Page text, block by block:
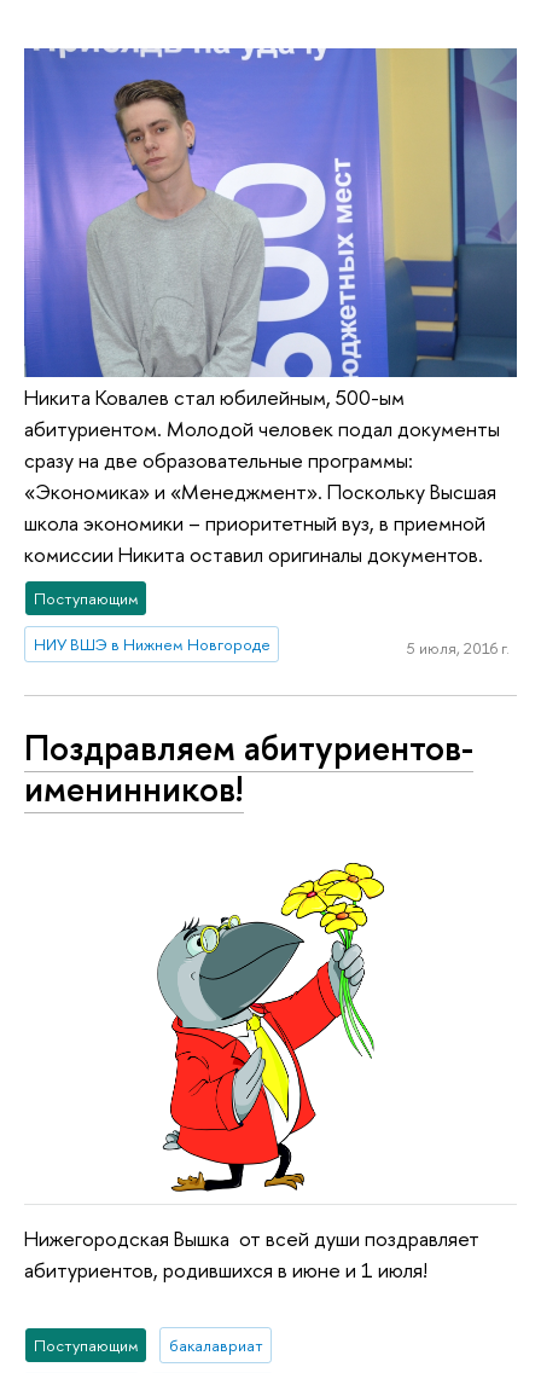
Никита Ковалев стал юбилейным, 500-ым
абитуриентом. Молодой человек подал документы
сразу на две образовательные программы:
«Экономика» и «Менеджмент». Поскольку Высшая
школа экономики – приоритетный вуз, в приемной
комиссии Никита оставил оригиналы документов.
Поступающим
НИУ ВШЭ в Нижнем Новгороде 5 июля, 2016 г.
Поздравляем абитуриентов-
именинников!
Нижегородская Вышка от всей души поздравляет
абитуриентов, родившихся в июне и 1 июля!
Поступающим бакалавриат